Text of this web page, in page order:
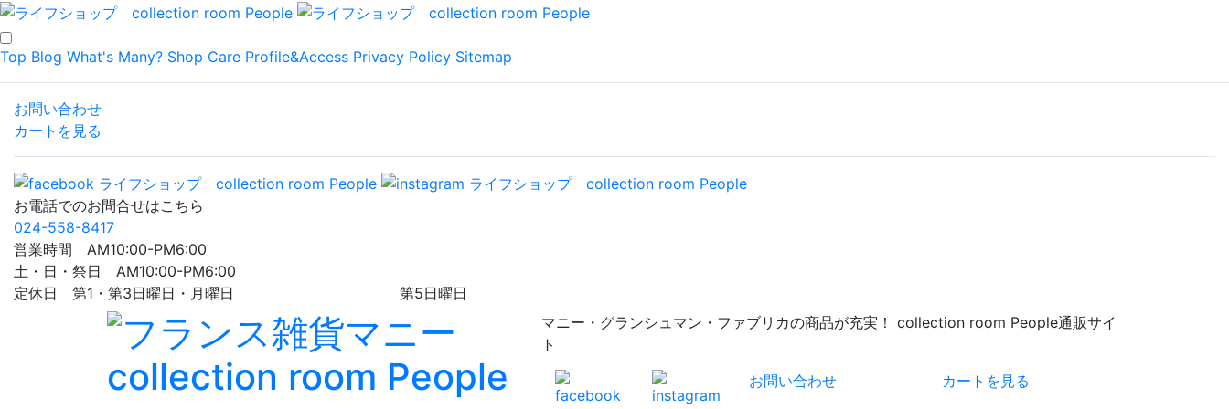
Top Blog What's Many? Shop Care Profile&Access Privacy Policy Sitemap
お問い合わせ
カートを見る
お電話でのお問合せはこちら
024-558-8417
営業時間 AM10:00-PM6:00
土・日・祭日 AM10:00-PM6:00
定休日 第1・第3日曜日・月曜日 第5日曜日
マニー・グランシュマン・ファブリカの商品が充実！ collection room People通販サイ
ト
お問い合わせ
カートを見る